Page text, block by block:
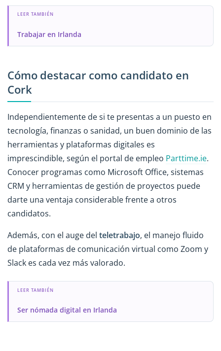
LEER TAMBIÉN
Trabajar en Irlanda
Cómo destacar como candidato en
Cork
Independientemente de si te presentas a un puesto en
tecnología, finanzas o sanidad, un buen dominio de las
herramientas y plataformas digitales es
imprescindible, según el portal de empleo Parttime.ie.
Conocer programas como Microsoft Office, sistemas
CRM y herramientas de gestión de proyectos puede
darte una ventaja considerable frente a otros
candidatos.
Además, con el auge del teletrabajo, el manejo fluido
de plataformas de comunicación virtual como Zoom y
Slack es cada vez más valorado.
LEER TAMBIÉN
Ser nómada digital en Irlanda